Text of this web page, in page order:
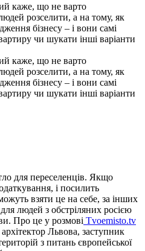
каже, що не варто
розселити, а на тому, як
бізнесу – і вони самі
чи шукати інші варіанти
каже, що не варто
розселити, а на тому, як
бізнесу – і вони самі
чи шукати інші варіанти
для переселенців. Якщо
і посилить
взяти це на себе, за інших
людей з обстріляних росією
Про це у розмові Tvoemisto.tv
Львова, заступник
з питань європейської